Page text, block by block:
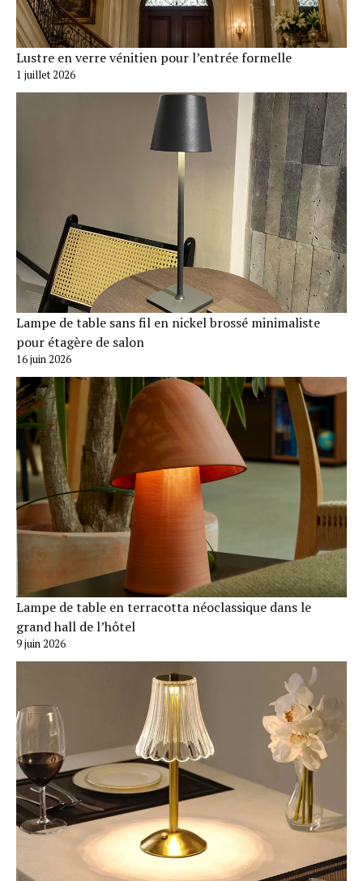
Lustre en verre vénitien pour l’entrée formelle
1 juillet 2026
Lampe de table sans fil en nickel brossé minimaliste
pour étagère de salon
16 juin 2026
Lampe de table en terracotta néoclassique dans le
grand hall de l’hôtel
9 juin 2026